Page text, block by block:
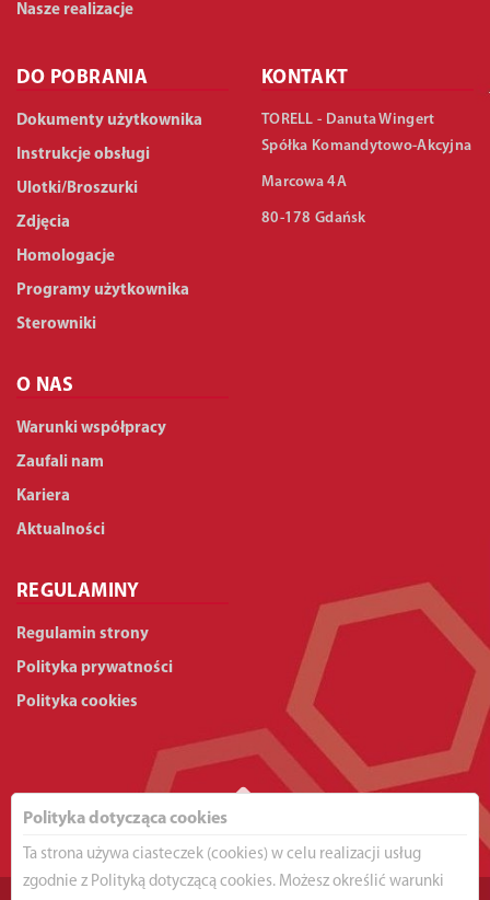
Nasze realizacje
DO POBRANIA
Dokumenty użytkownika
Instrukcje obsługi
Ulotki/Broszurki
Zdjęcia
Homologacje
Programy użytkownika
Sterowniki
O NAS
Warunki współpracy
Zaufali nam
Kariera
Aktualności
REGULAMINY
Regulamin strony
Polityka prywatności
Polityka cookies
KONTAKT
TORELL - Danuta Wingert
Spółka Komandytowo-Akcyjna
Marcowa 4A
80-178 Gdańsk
Polityka dotycząca cookies
Ta strona używa ciasteczek (cookies) w celu realizacji usług
zgodnie z Polityką dotyczącą cookies. Możesz określić warunki